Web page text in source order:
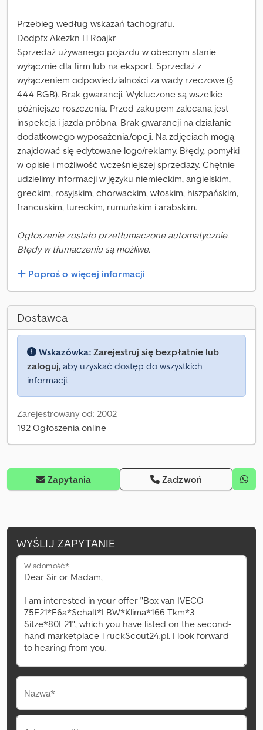
Przebieg według wskazań tachografu.
Dodpfx Akezkn H Roajkr
Sprzedaż używanego pojazdu w obecnym stanie
wyłącznie dla firm lub na eksport. Sprzedaż z
wyłączeniem odpowiedzialności za wady rzeczowe (§
444 BGB). Brak gwarancji. Wykluczone są wszelkie
późniejsze roszczenia. Przed zakupem zalecana jest
inspekcja i jazda próbna. Brak gwarancji na działanie
dodatkowego wyposażenia/opcji. Na zdjęciach mogą
znajdować się edytowane logo/reklamy. Błędy, pomyłki
w opisie i możliwość wcześniejszej sprzedaży. Chętnie
udzielimy informacji w języku niemieckim, angielskim,
greckim, rosyjskim, chorwackim, włoskim, hiszpańskim,
francuskim, tureckim, rumuńskim i arabskim.
Ogłoszenie zostało przetłumaczone automatycznie.
Błędy w tłumaczeniu są możliwe.
Poproś o więcej informacji
Dostawca
Wskazówka: Zarejestruj się bezpłatnie lub
zaloguj, aby uzyskać dostęp do wszystkich
informacji.
Zarejestrowany od: 2002
192 Ogłoszenia online
Zapytania Zadzwoń
WYŚLIJ ZAPYTANIE
Wiadomość*
Nazwa*